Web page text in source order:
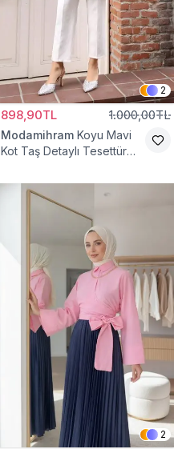
2
898,90TL 1.000,00TL
Modamihram Koyu Mavi
Kot Taş Detaylı Tesettür
2